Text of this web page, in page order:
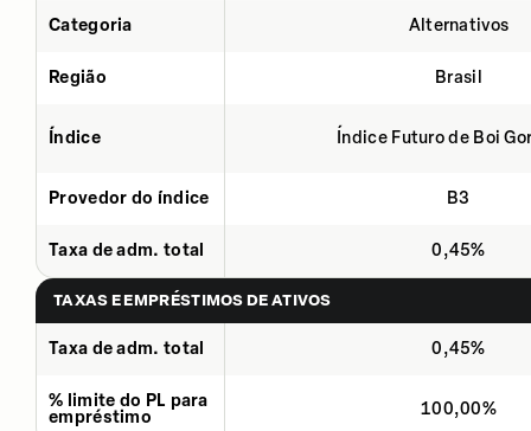
Categoria Alternativos
Região Brasil
Índice Índice Futuro de Boi
Provedor do índice B3
Taxa de adm. total 0,45%
TAXAS E EMPRÉSTIMOS DE ATIVOS
Taxa de adm. total 0,45%
% limite do PL para
empréstimo
100,00%